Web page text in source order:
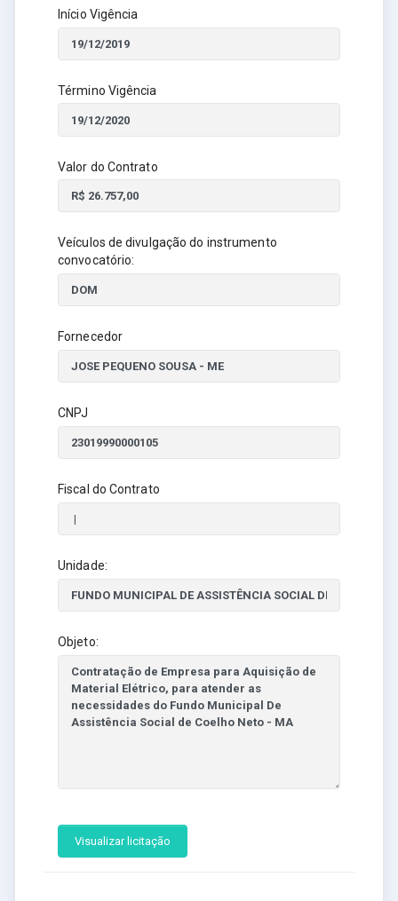
Início Vigência
Término Vigência
Valor do Contrato
Veículos de divulgação do instrumento
convocatório:
Fornecedor
CNPJ
Fiscal do Contrato
Unidade:
Objeto:
Visualizar licitação